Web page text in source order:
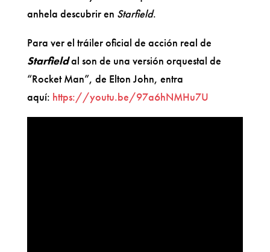
anhela descubrir en Starfield.
Para ver el tráiler oficial de acción real de
Starfieldal son de una versión orquestal de
“Rocket Man”, de Elton John, entra
aquí: https://youtu.be/97a6hNMHu7U